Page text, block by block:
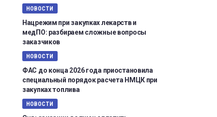
НОВОСТИ
Нацрежим при закупках лекарств и
медПО: разбираем сложные вопросы
заказчиков
НОВОСТИ
ФАС до конца 2026 года приостановила
специальный порядок расчета НМЦК при
закупках топлива
НОВОСТИ